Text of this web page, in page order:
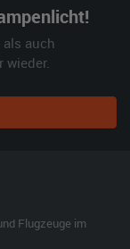
auch
Flugzeuge im